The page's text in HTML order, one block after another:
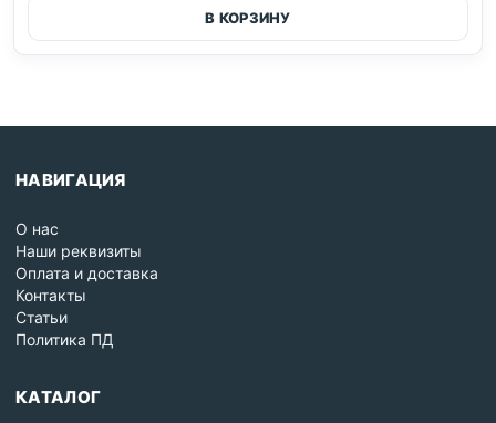
В КОРЗИНУ
НАВИГАЦИЯ
О нас
Наши реквизиты
Оплата и доставка
Контакты
Статьи
Политика ПД
КАТАЛОГ